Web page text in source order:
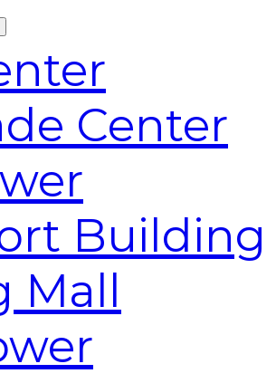
Center
Building
Mall